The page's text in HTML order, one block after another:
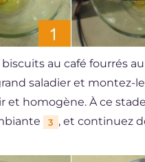
biscuits au café fourrés
saladier et montez-
et homogène. À ce
3 , et continuez